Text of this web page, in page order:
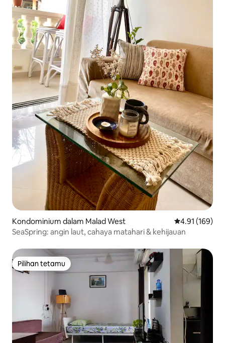
Kondominium dalam Malad West Penarafan
4.91 (169)
SeaSpring: angin laut, cahaya matahari & kehijauan
Pilihan tetamu
Pilihan tetamu